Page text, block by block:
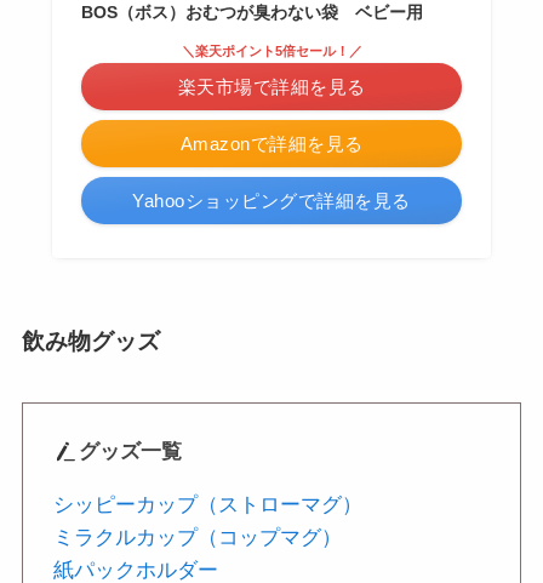
BOS（ボス）おむつが臭わない袋 ベビー用
Amazonで詳細を見る
＼楽天ポイント5倍セール！／
楽天市場で詳細を見る
Yahooショッピングで詳細を見る
飲み物グッズ
グッズ一覧
シッピーカップ（ストローマグ）
ミラクルカップ（コップマグ）
紙パックホルダー